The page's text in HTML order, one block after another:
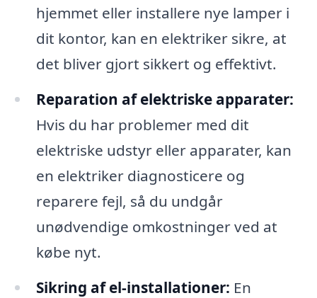
hjemmet eller installere nye lamper i
dit kontor, kan en elektriker sikre, at
det bliver gjort sikkert og effektivt.
Reparation af elektriske apparater:
Hvis du har problemer med dit
elektriske udstyr eller apparater, kan
en elektriker diagnosticere og
reparere fejl, så du undgår
unødvendige omkostninger ved at
købe nyt.
Sikring af el-installationer: En